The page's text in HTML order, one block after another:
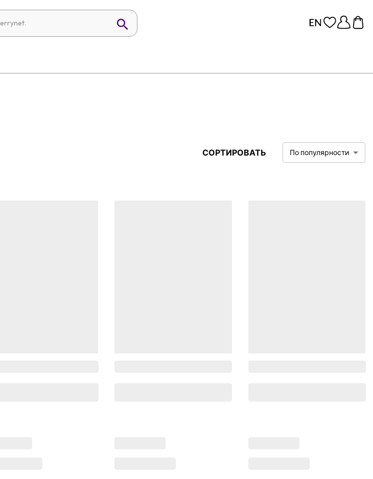
СОРТИРОВАТЬ По популярности